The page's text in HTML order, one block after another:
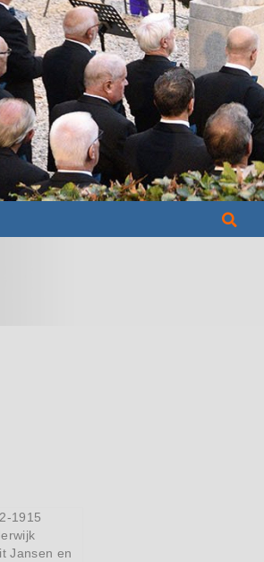
1915
Jansen en